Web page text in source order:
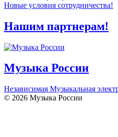
Новые условия сотрудничества!
Нашим партнерам!
Музыка России
Независимая Музыкальная
© 2026 Музыка России